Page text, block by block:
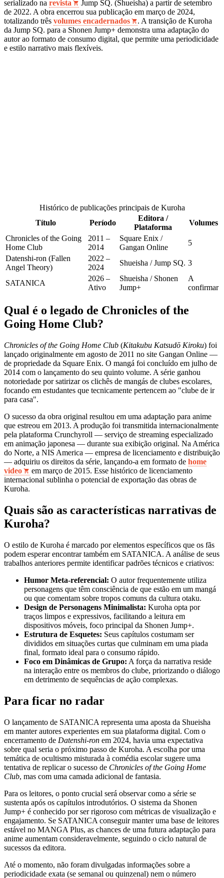
serializado na revista
Jump SQ. (Shueisha) a partir de setembro
de 2022. A obra encerrou sua publicação em março de 2024,
totalizando três volumes encadernados
. A transição de Kuroha
da Jump SQ. para a Shonen Jump+ demonstra uma adaptação do
autor ao formato de consumo digital, que permite uma periodicidade
e estilo narrativo mais flexíveis.
Histórico de publicações principais de Kuroha
Título
Período
Editora /
Plataforma
Volumes
Chronicles of the Going
Home Club
2011 –
2014
Square Enix /
Gangan Online
5
Datenshi-ron (Fallen
Angel Theory)
2022 –
2024
Shueisha / Jump SQ. 3
SATANICA
2026 –
Ativo
Shueisha / Shonen
Jump+
A
confirmar
Qual é o legado de Chronicles of the
Going Home Club?
Chronicles of the Going Home Club (Kitakubu Katsudō Kiroku) foi
lançado originalmente em agosto de 2011 no site Gangan Online —
de propriedade da Square Enix. O mangá foi concluído em julho de
2014 com o lançamento do seu quinto volume. A série ganhou
notoriedade por satirizar os clichês de mangás de clubes escolares,
focando em estudantes que tecnicamente pertencem ao "clube de ir
para casa".
O sucesso da obra original resultou em uma adaptação para anime
que estreou em 2013. A produção foi transmitida internacionalmente
pela plataforma Crunchyroll — serviço de streaming especializado
em animação japonesa — durante sua exibição original. Na América
do Norte, a NIS America — empresa de licenciamento e distribuição
— adquiriu os direitos da série, lançando-a em formato de home
video
em março de 2015. Esse histórico de licenciamento
internacional sublinha o potencial de exportação das obras de
Kuroha.
Quais são as características narrativas de
Kuroha?
O estilo de Kuroha é marcado por elementos específicos que os fãs
podem esperar encontrar também em SATANICA. A análise de seus
trabalhos anteriores permite identificar padrões técnicos e criativos:
Humor Meta-referencial: O autor frequentemente utiliza
personagens que têm consciência de que estão em um mangá
ou que comentam sobre tropos comuns da cultura otaku.
Design de Personagens Minimalista: Kuroha opta por
traços limpos e expressivos, facilitando a leitura em
dispositivos móveis, foco principal da Shonen Jump+.
Estrutura de Esquetes: Seus capítulos costumam ser
divididos em situações curtas que culminam em uma piada
final, formato ideal para o consumo rápido.
Foco em Dinâmicas de Grupo: A força da narrativa reside
na interação entre os membros do clube, priorizando o diálogo
em detrimento de sequências de ação complexas.
Para ficar no radar
O lançamento de SATANICA representa uma aposta da Shueisha
em manter autores experientes em sua plataforma digital. Com o
encerramento de Datenshi-ron em 2024, havia uma expectativa
sobre qual seria o próximo passo de Kuroha. A escolha por uma
temática de ocultismo misturada à comédia escolar sugere uma
tentativa de replicar o sucesso de Chronicles of the Going Home
Club, mas com uma camada adicional de fantasia.
Para os leitores, o ponto crucial será observar como a série se
sustenta após os capítulos introdutórios. O sistema da Shonen
Jump+ é conhecido por ser rigoroso com métricas de visualização e
engajamento. Se SATANICA conseguir manter uma base de leitores
estável no MANGA Plus, as chances de uma futura adaptação para
anime aumentam consideravelmente, seguindo o ciclo natural de
sucessos da editora.
Até o momento, não foram divulgadas informações sobre a
periodicidade exata (se semanal ou quinzenal) nem o número